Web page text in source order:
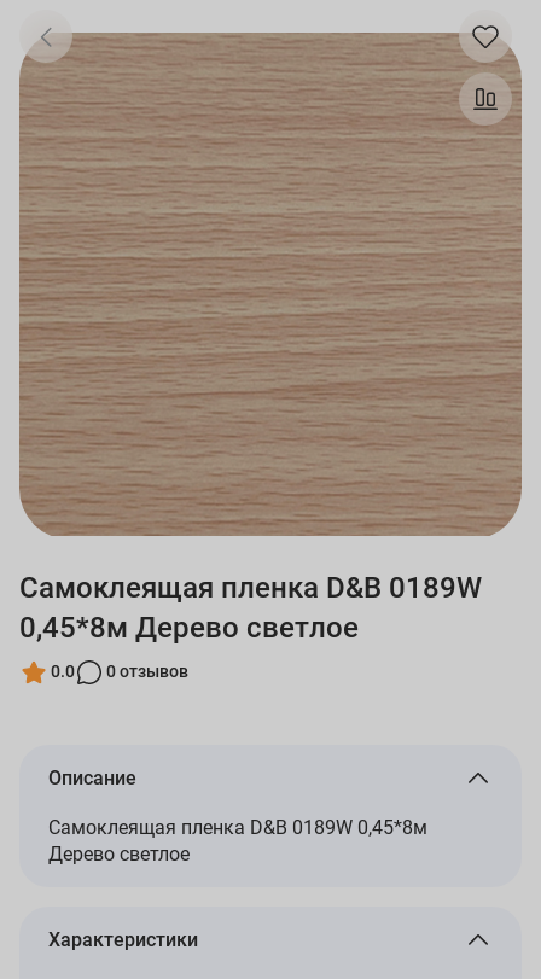
Самоклеящая пленка D&B 0189W
0,45*8м Дерево светлое
0.0 0 отзывов
Описание
Самоклеящая пленка D&B 0189W 0,45*8м
Дерево светлое
Характеристики